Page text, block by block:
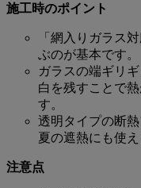
施工時のポイント
「網入りガラス
ぶのが基本です。
ガラスの端ギリ
白を残すことで
す。
透明タイプの断
夏の遮熱にも使
注意点